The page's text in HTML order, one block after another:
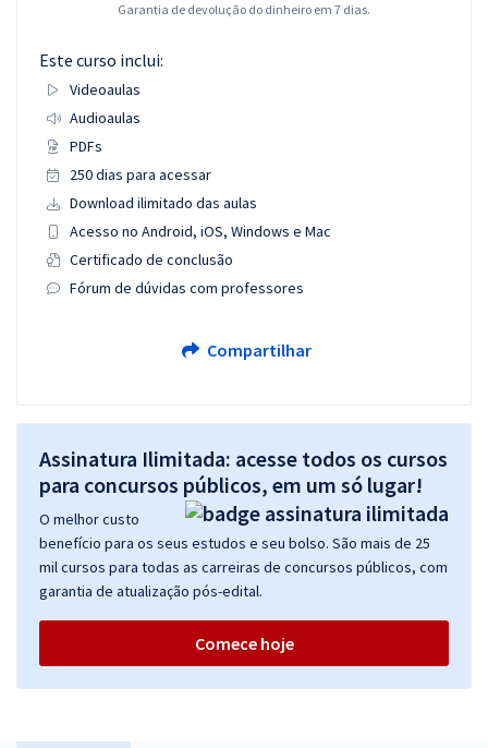
Garantia de devolução do dinheiro em 7 dias.
Este curso inclui:
Videoaulas
Audioaulas
PDFs
250 dias para acessar
Download ilimitado das aulas
Acesso no Android, iOS, Windows e Mac
Certificado de conclusão
Fórum de dúvidas com professores
Compartilhar
Assinatura Ilimitada: acesse todos os cursos
para concursos públicos, em um só lugar!
O melhor custo
benefício para os seus estudos e seu bolso. São mais de 25
mil cursos para todas as carreiras de concursos públicos, com
garantia de atualização pós-edital.
Comece hoje